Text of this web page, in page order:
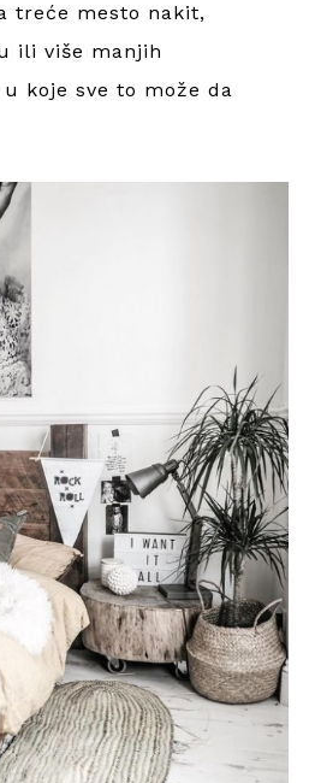
treće mesto nakit,
ili više manjih
koje sve to može da